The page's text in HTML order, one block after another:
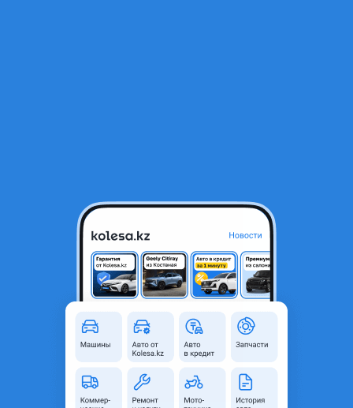
Фонари люсида рестайлинг
Астана, Акмолинская
область
Б/y